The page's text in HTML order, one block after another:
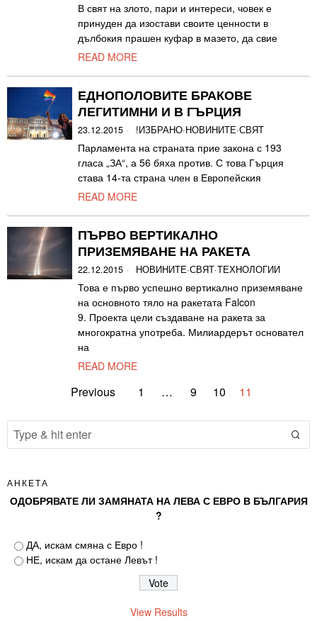
В свят на злото, пари и интереси, човек е
принуден да изостави своите ценности в
дълбокия прашен куфар в мазето, да свие
READ MORE
ЕДНОПОЛОВИТЕ БРАКОВЕ
ЛЕГИТИМНИ И В ГЪРЦИЯ
23.12.2015 !ИЗБРАНО·НОВИНИТЕ·СВЯТ
Парламента на страната прие закона с 193
гласа „ЗА“, а 56 бяха против. С това Гърция
става 14-та страна член в Европейския
READ MORE
ПЪРВО ВЕРТИКАЛНО
ПРИЗЕМЯВАНЕ НА РАКЕТА
22.12.2015 НОВИНИТЕ·СВЯТ·ТЕХНОЛОГИИ
Това е първо успешно вертикално приземяване
на основното тяло на ракетата Falcon
9. Проекта цели създаване на ракета за
многократна употреба. Милиардерът основател
на
READ MORE
Previous 1 … 9 10 11
АНКЕТА
ОДОБРЯВАТЕ ЛИ ЗАМЯНАТА НА ЛЕВА С ЕВРО В БЪЛГАРИЯ
?
ДА, искам смяна с Евро !
НЕ, искам да остане Левът !
View Results